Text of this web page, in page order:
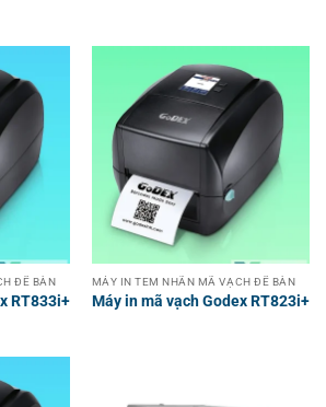
ĐỂ BÀN
RT833i+
MÁY IN TEM NHÃN MÃ VẠCH ĐỂ BÀN
Máy in mã vạch Godex RT823i+